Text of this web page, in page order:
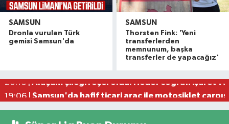
SAMSUN
Dronla vurulan Türk
gemisi Samsun'da
SAMSUN
Thorsten Fink: 'Yeni
transferlerden
memnunum, başka
transferler de yapacağız'
10:57 |Balık ölümlerine sebep olan tesise 839 bin TL
Samsunspor taraftarından Yusuf ve Berat'a
Samsun'da çalıştığı okul inşaatından 650 bin
19:06 |